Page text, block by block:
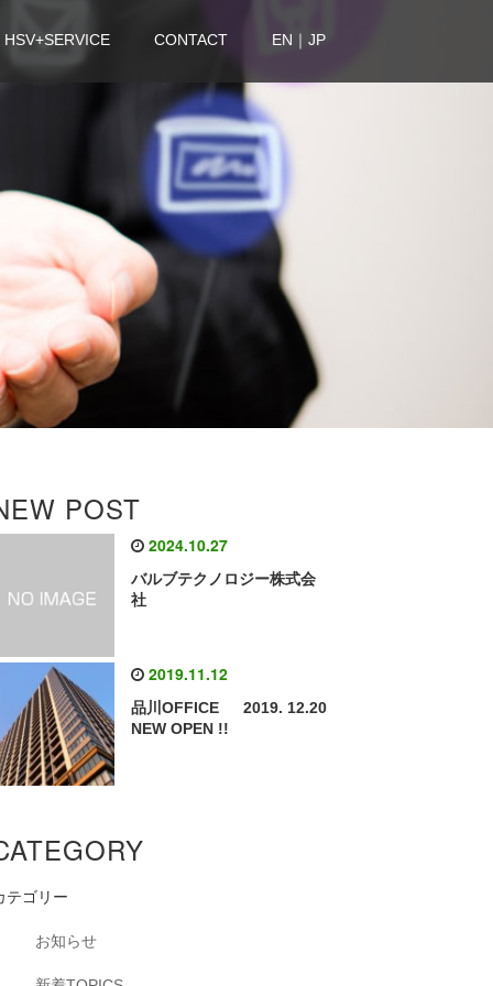
CONTACT EN｜JP
POST
2024.10.27
バルブテクノロジー株式会
社
2019.11.12
品川OFFICE 2019. 12.20
NEW OPEN !!
テゴリー
お知らせ